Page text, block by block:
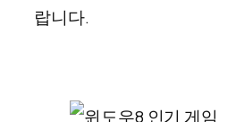
랍니다.